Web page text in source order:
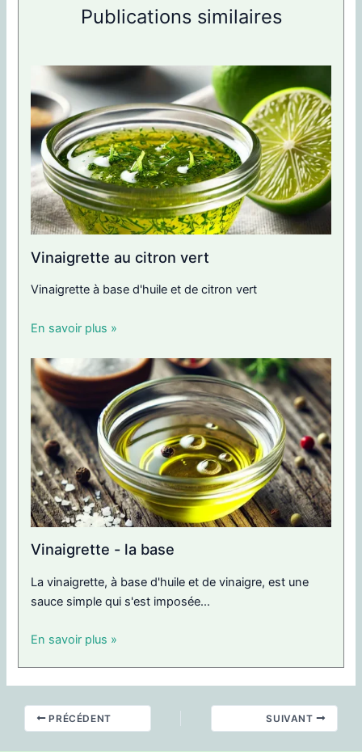
Publications similaires
Vinaigrette au citron vert
Vinaigrette à base d'huile et de citron vert
En savoir plus »
Vinaigrette - la base
La vinaigrette, à base d'huile et de vinaigre, est une
sauce simple qui s'est imposée...
En savoir plus »
PRÉCÉDENT SUIVANT